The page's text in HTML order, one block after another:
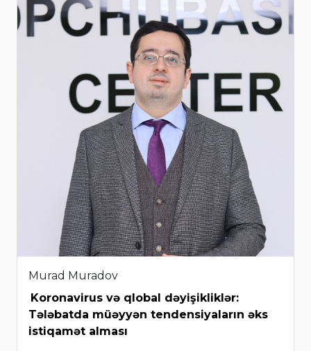
Murad Muradov
Koronavirus və qlobal dəyişikliklər:
Tələbatda müəyyən tendensiyaların əks
istiqamət alması